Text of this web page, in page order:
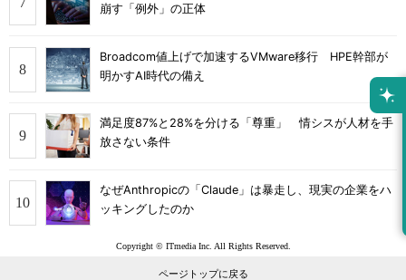
崩す「例外」の正体
Broadcom値上げで加速するVMware移行 HPE幹部が
明かすAI時代の備え
満足度87%と28%を分ける「尊重」 情シスが人材を手
放さない条件
なぜAnthropicの「Claude」は暴走し、現実の企業をハ
ッキングしたのか
Copyright © ITmedia Inc. All Rights Reserved.
ページトップに戻る